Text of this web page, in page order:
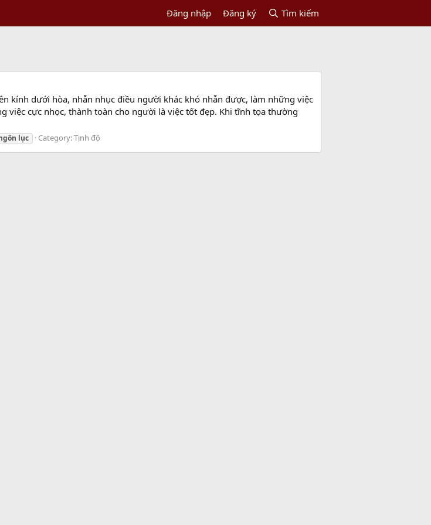
Đăng nhập Đăng ký Tìm kiếm
kính dưới hòa, nhẫn nhục điều người khác khó nhẫn được, làm những việc
việc cực nhọc, thành toàn cho người là việc tốt đẹp. Khi tĩnh tọa thường
lục Category:Tịnh độ